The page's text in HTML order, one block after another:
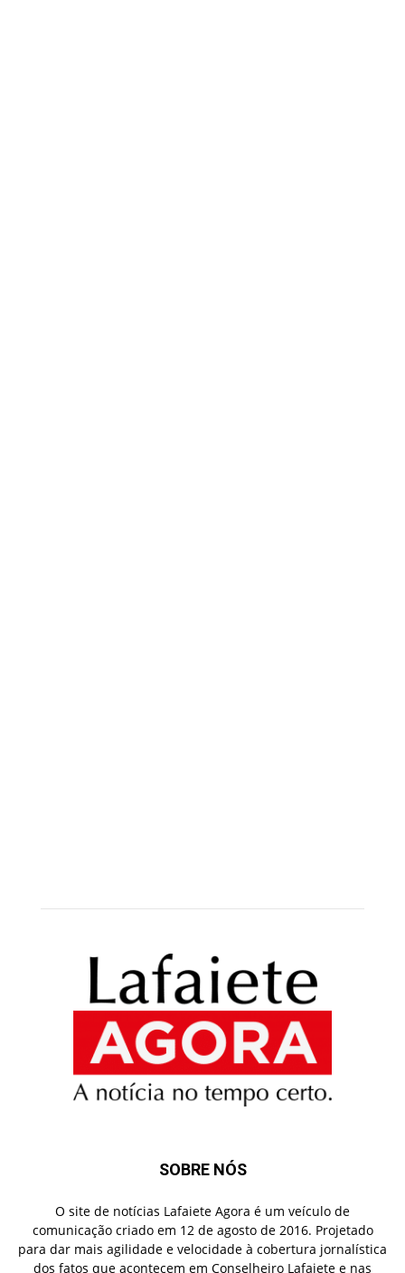
SOBRE NÓS
O site de notícias Lafaiete Agora é um veículo de
comunicação criado em 12 de agosto de 2016. Projetado
para dar mais agilidade e velocidade à cobertura jornalística
dos fatos que acontecem em Conselheiro Lafaiete e nas